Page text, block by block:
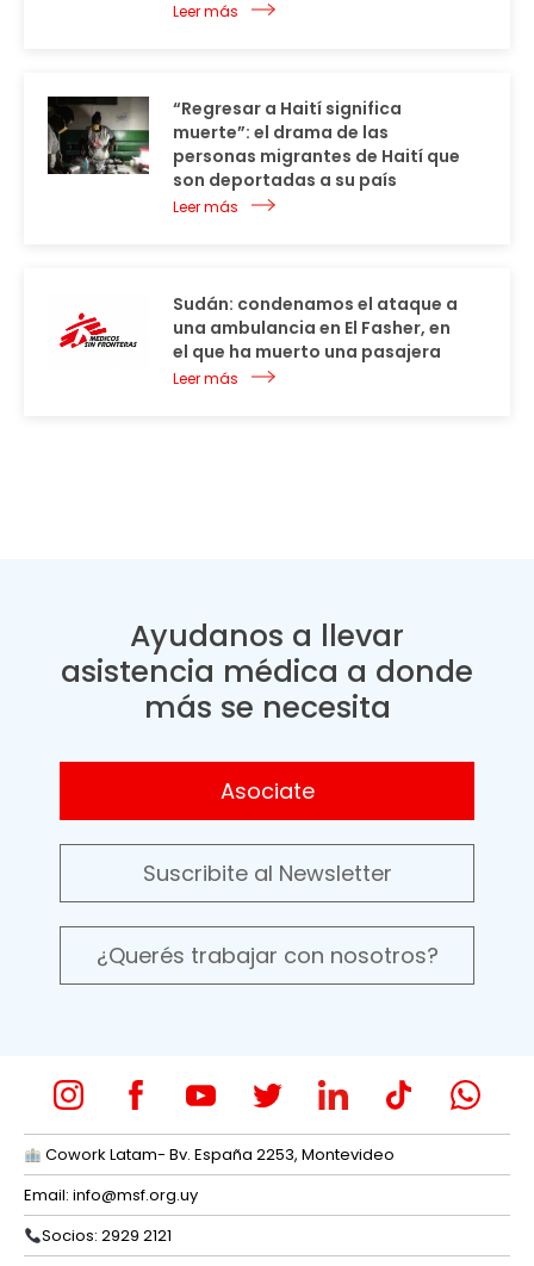
Leer más
“Regresar a Haití significa
muerte”: el drama de las
personas migrantes de Haití que
son deportadas a su país
Leer más
Sudán: condenamos el ataque a
una ambulancia en El Fasher, en
el que ha muerto una pasajera
Leer más
Ayudanos a llevar
asistencia médica a donde
más se necesita
Asociate
Suscribite al Newsletter
¿Querés trabajar con nosotros?
Cowork Latam- Bv. España 2253, Montevideo
Email: info@msf.org.uy
Socios: 2929 2121